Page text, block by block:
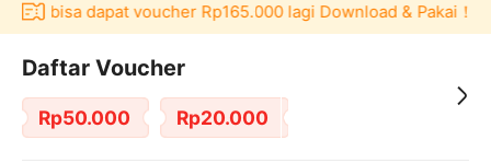
bisa dapat voucher Rp165.000 lagi Download & Pakai！
Daftar Voucher
Rp50.000 Rp20.000